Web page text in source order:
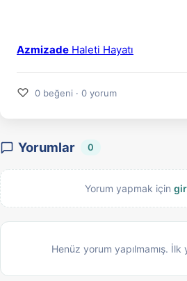
Azmizade Haleti Hayatı
♡ 0 beğeni · 0 yorum
Yorumlar 0
Yorum yapmak için
Henüz yorum yapılmamış.